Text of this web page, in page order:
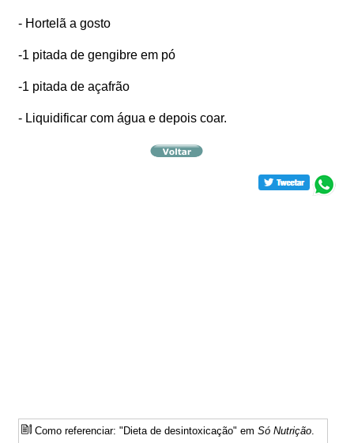
- Hortelã a gosto
-1 pitada de gengibre em pó
-1 pitada de açafrão
- Liquidificar com água e depois coar.
Como referenciar: "Dieta de desintoxicação" emSó Nutrição.